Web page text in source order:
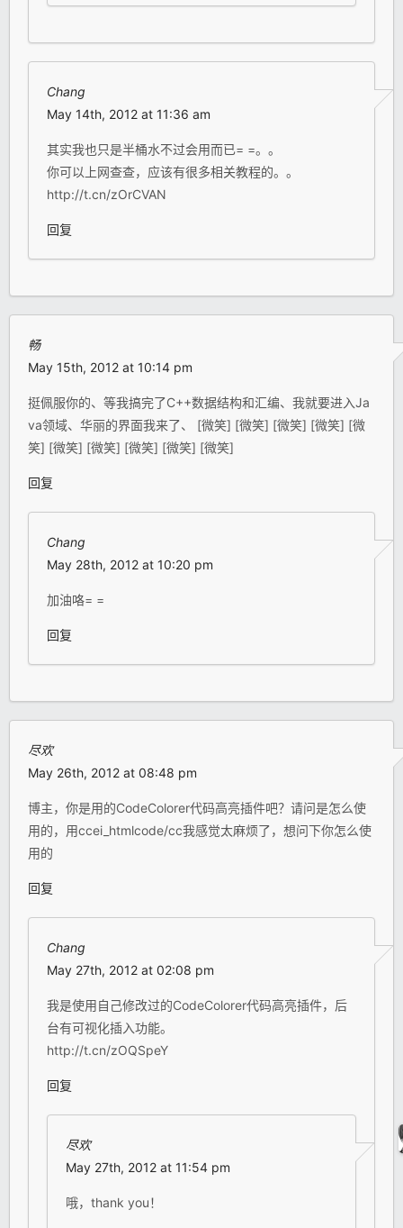
Chang
May 14th, 2012 at 11:36 am
其实我也只是半桶水不过会用而已= =。。
你可以上网查查，应该有很多相关教程的。。
http://t.cn/zOrCVAN
回复
畅
May 15th, 2012 at 10:14 pm
挺佩服你的、等我搞完了C++数据结构和汇编、我就要进入Ja
va领域、华丽的界面我来了、 [微笑] [微笑] [微笑] [微笑] [微
笑] [微笑] [微笑] [微笑] [微笑] [微笑]
回复
Chang
May 28th, 2012 at 10:20 pm
加油咯= =
回复
尽欢
May 26th, 2012 at 08:48 pm
博主，你是用的CodeColorer代码高亮插件吧？请问是怎么使
用的，用ccei_htmlcode/cc我感觉太麻烦了，想问下你怎么使
用的
回复
Chang
May 27th, 2012 at 02:08 pm
我是使用自己修改过的CodeColorer代码高亮插件，后
台有可视化插入功能。
http://t.cn/zOQSpeY
回复
尽欢
May 27th, 2012 at 11:54 pm
哦，thank you！